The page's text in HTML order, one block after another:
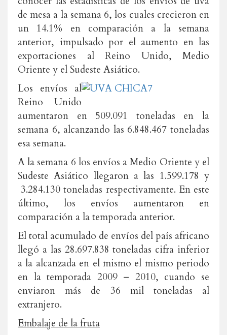
de mesa a la semana 6, los cuales crecieron en
un 14.1% en comparación a la semana
anterior, impulsado por el aumento en las
exportaciones al Reino Unido, Medio
Oriente y el Sudeste Asiático.
Los envíos al
Reino Unido
aumentaron en 509.091 toneladas en la
semana 6, alcanzando las 6.848.467 toneladas
esa semana.
A la semana 6 los envíos a Medio Oriente y el
Sudeste Asiático llegaron a las 1.599.178 y
3.284.130 toneladas respectivamente. En este
último, los envíos aumentaron en
comparación a la temporada anterior.
El total acumulado de envíos del país africano
llegó a las 28.697.838 toneladas cifra inferior
a la alcanzada en el mismo el mismo periodo
en la temporada 2009 – 2010, cuando se
enviaron más de 36 mil toneladas al
extranjero.
Embalaje de la fruta